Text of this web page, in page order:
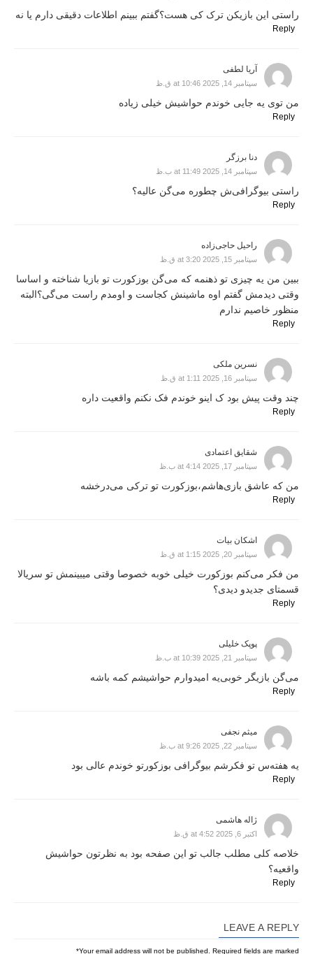
راستی این بازیکن ترک کی هست؟گفتم ببینم اطلاعات دقیقی دارم یا نه
Reply
آریا لطفی
سپتامبر 14, 2025 at 10:46 ق.ظ
من توی یه جایی خوندم حواشیش خیلی زیاده
Reply
دنا برزگر
سپتامبر 14, 2025 at 11:49 ب.ظ
راستی بیوگرافی‌ش چطوره می‌گن عالیه؟
Reply
راحیل حاجی‌زاده
سپتامبر 15, 2025 at 3:20 ق.ظ
ببین من یه چیزی تو ذهنمه که می‌گن بوزکورت تو بازیا شناخته و اساسا
وقتی دیدمش گفتم اوه ماشینش کجاست و اومدم راست می‌گی؟البته
منظور خاصیم ندارم
Reply
نسرین ملکی
سپتامبر 16, 2025 at 1:11 ق.ظ
چند وقت پیش بود ک اینو خوندم فک نکنم واقعیت داره
Reply
شقایق اعتمادی
سپتامبر 17, 2025 at 4:14 ب.ظ
من که عاشق بازی‌هاشم،بوزکورت تو ترکی می‌درخشه
Reply
اشکان بیات
سپتامبر 20, 2025 at 1:15 ق.ظ
من فکر می‌کنم بوزکورت خیلی خوبه خصوصا وقتی میبینمش تو سریالا
قسمتای جدیدو دیدی؟
Reply
پوپک خلیلی
سپتامبر 21, 2025 at 10:39 ب.ظ
می‌گن بازیگر خوبی‌یه امیدوارم حواشیشم کمه باشه
Reply
میثم نجفی
سپتامبر 22, 2025 at 9:26 ب.ظ
یه هفته‌س تو فکرشم بیوگرافی بوزکورتو خوندم عالی بود
Reply
ژاله هاشمی
اکتبر 6, 2025 at 4:52 ق.ظ
خلاصه کلی مطلب جالب تو این صفحه بود به نظرتون حواشیش
واقعیه؟
Reply
LEAVE A REPLY
Your email address will not be published. Required fields are marked
*